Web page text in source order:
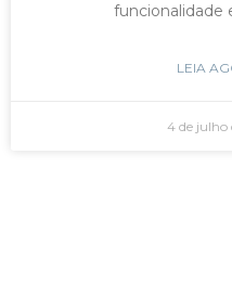
funcionalidade
LEIA
4 de julho